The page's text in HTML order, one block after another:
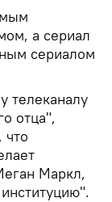
а сериал
сериалом
телеканалу
отца",
что
Маркл,